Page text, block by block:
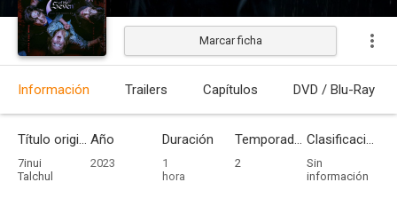
Marcar ficha
Información Trailers Capítulos DVD / Blu-Ray
Título original
7inui
Talchul
Año
2023
Duración
1
hora
Temporadas
2
Clasificación por edades
Sin
información